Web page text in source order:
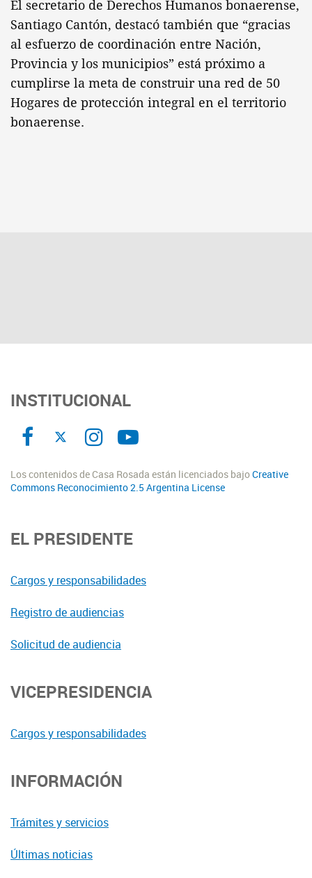
El secretario de Derechos Humanos bonaerense,
Santiago Cantón, destacó también que “gracias
al esfuerzo de coordinación entre Nación,
Provincia y los municipios” está próximo a
cumplirse la meta de construir una red de 50
Hogares de protección integral en el territorio
bonaerense.
INSTITUCIONAL
Los contenidos de Casa Rosada están licenciados bajoCreative
Commons Reconocimiento 2.5 Argentina License
EL PRESIDENTE
Cargos y responsabilidades
Registro de audiencias
Solicitud de audiencia
VICEPRESIDENCIA
Cargos y responsabilidades
INFORMACIÓN
Trámites y servicios
Últimas noticias